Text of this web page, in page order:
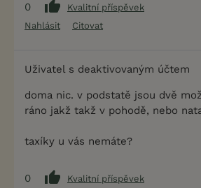
0
Kvalitní příspěvek
Nahlásit
Citovat
Uživatel s deaktivovaným účtem
doma nic. v podstatě jsou dvě
ráno jakž takž v pohodě, nebo
taxíky u vás nemáte?
0
Kvalitní příspěvek